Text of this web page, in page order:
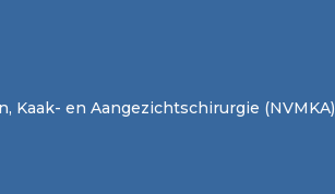
Kaak- en Aangezichtschirurgie (NVMKA)